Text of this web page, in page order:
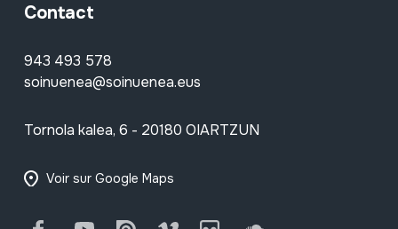
Contact
943 493 578
soinuenea@soinuenea.eus
Tornola kalea, 6 - 20180 OIARTZUN
Voir sur Google Maps